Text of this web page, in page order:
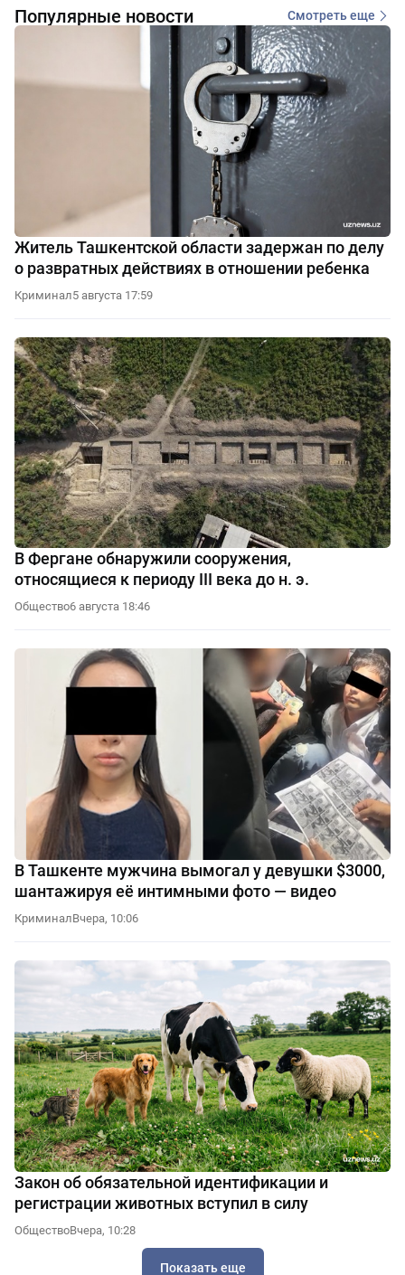
Популярные новости Смотреть еще
Житель Ташкентской области задержан по делу
о развратных действиях в отношении ребенка
Криминал5 августа 17:59
В Фергане обнаружили сооружения,
относящиеся к периоду III века до н. э.
Общество6 августа 18:46
В Ташкенте мужчина вымогал у девушки $3000,
шантажируя её интимными фото — видео
КриминалВчера, 10:06
Закон об обязательной идентификации и
регистрации животных вступил в силу
ОбществоВчера, 10:28
Показать еще